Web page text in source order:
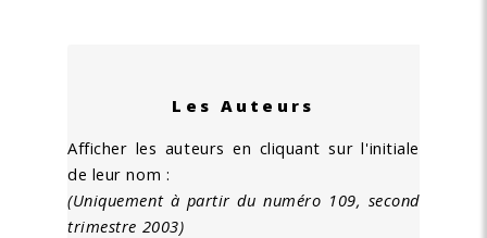
Les Auteurs
Afficher les auteurs en cliquant sur l'initiale
de leur nom :
(Uniquement à partir du numéro 109, second
trimestre 2003)